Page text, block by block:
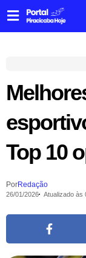
Top 10
PorRedação
26/01/2026 Atualizado às